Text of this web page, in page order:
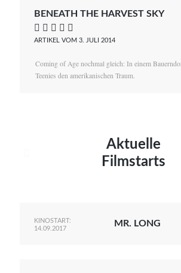
BENEATH THE HARVEST SKY
    
ARTIKEL VOM 3. JULI 2014
Coming of Age nochmal gleich: In einem
Teenies den amerikanischen Traum.
Aktuelle
Filmstarts
KINOSTART:
14.09.2017
MR. LONG